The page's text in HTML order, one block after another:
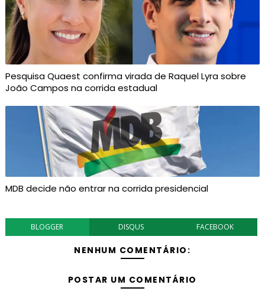
Pesquisa Quaest confirma virada de Raquel Lyra sobre
João Campos na corrida estadual
MDB decide não entrar na corrida presidencial
BLOGGER DISQUS FACEBOOK
NENHUM COMENTÁRIO:
POSTAR UM COMENTÁRIO